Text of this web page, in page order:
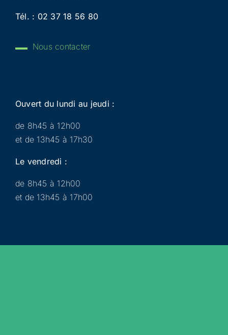
Tél. : 02 37 18 56 80
Nous contacter
Ouvert du lundi au jeudi :
de 8h45 à 12h00
et de 13h45 à 17h30
Le vendredi :
de 8h45 à 12h00
et de 13h45 à 17h00